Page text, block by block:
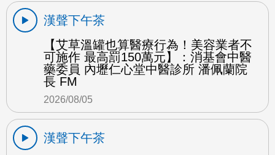
漢聲下午茶
【艾草溫罐也算醫療行為！美容業者不
可施作 最高罰150萬元】：消基會中醫
藥委員 內壢仁心堂中醫診所 潘佩蘭院
長 FM
2026/08/05
漢聲下午茶